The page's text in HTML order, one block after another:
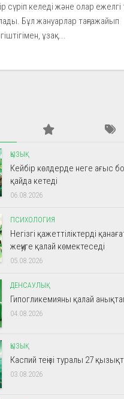
сүріп келеді және олар ежелгі
Бұл жануарлар таңғажайып
ұзақ...
ҚЫЗЫҚ
Кейбір көлдерде неге ағыс
қайда кетеді
06.08.2026
ПСИХОЛОГИЯ
Негізгі қажеттіліктерді
жеңуге қалай көмектеседі
05.08.2026
ДЕНСАУЛЫҚ
Гипогликемияны қалай
04.08.2026
ҚЫЗЫҚ
Каспий теңізі туралы 27
03.08.2026